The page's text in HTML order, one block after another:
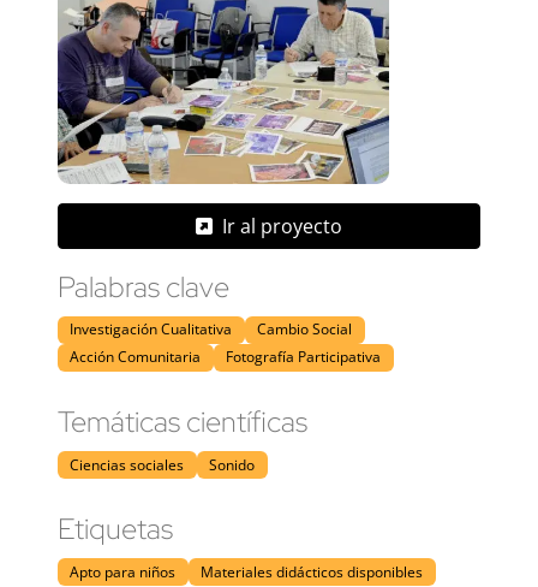
Ir al proyecto
Palabras clave
Investigación Cualitativa
Cambio Social
Acción Comunitaria
Fotografía Participativa
Temáticas científicas
Ciencias sociales Sonido
Etiquetas
Apto para niños Materiales didácticos disponibles